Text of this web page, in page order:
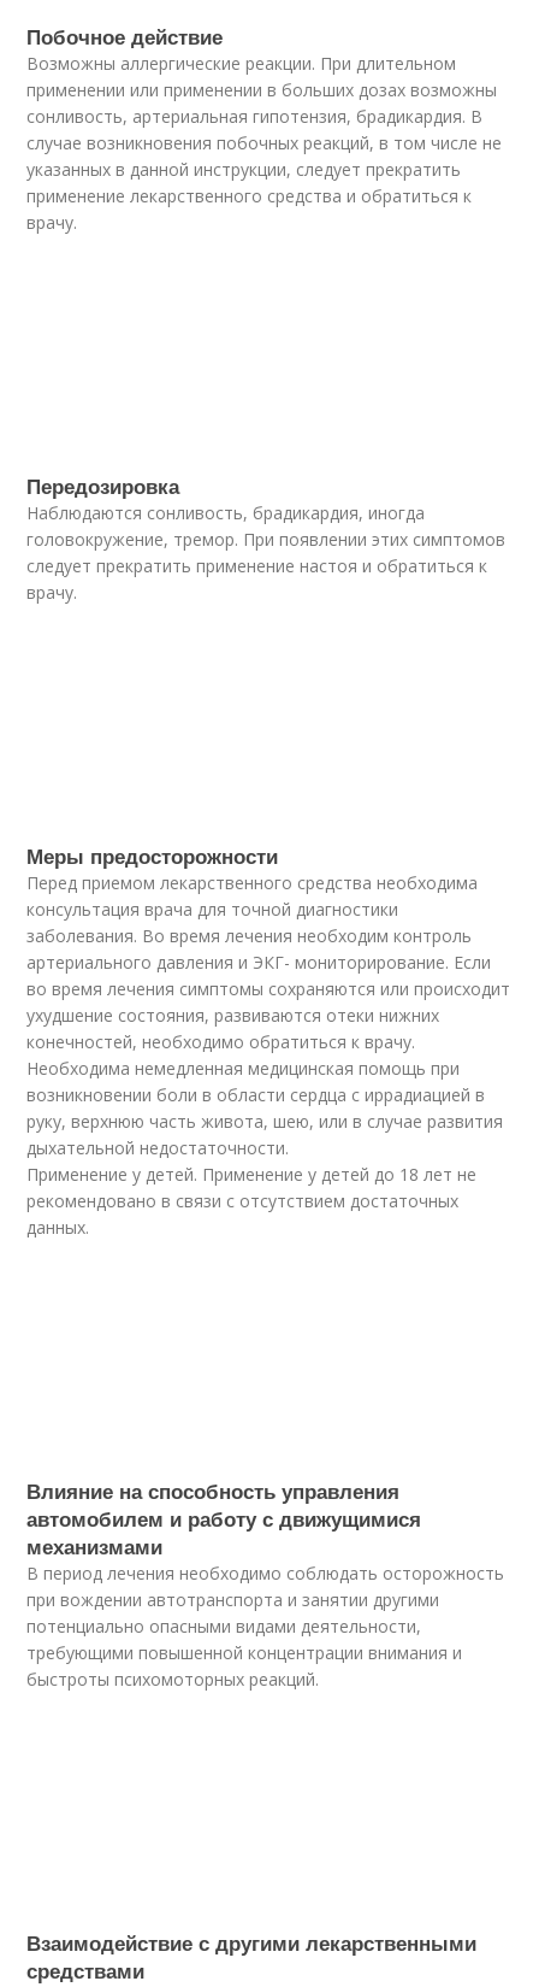
Побочное действие
Возможны аллергические реакции. При длительном
применении или применении в больших дозах возможны
сонливость, артериальная гипотензия, брадикардия. В
случае возникновения побочных реакций, в том числе не
указанных в данной инструкции, следует прекратить
применение лекарственного средства и обратиться к
врачу.
Передозировка
Наблюдаются сонливость, брадикардия, иногда
головокружение, тремор. При появлении этих симптомов
следует прекратить применение настоя и обратиться к
врачу.
Меры предосторожности
Перед приемом лекарственного средства необходима
консультация врача для точной диагностики
заболевания. Во время лечения необходим контроль
артериального давления и ЭКГ- мониторирование. Если
во время лечения симптомы сохраняются или происходит
ухудшение состояния, развиваются отеки нижних
конечностей, необходимо обратиться к врачу.
Необходима немедленная медицинская помощь при
возникновении боли в области сердца с иррадиацией в
руку, верхнюю часть живота, шею, или в случае развития
дыхательной недостаточности.
Применение у детей. Применение у детей до 18 лет не
рекомендовано в связи с отсутствием достаточных
данных.
Влияние на способность управления
автомобилем и работу с движущимися
механизмами
В период лечения необходимо соблюдать осторожность
при вождении автотранспорта и занятии другими
потенциально опасными видами деятельности,
требующими повышенной концентрации внимания и
быстроты психомоторных реакций.
Взаимодействие с другими лекарственными
средствами